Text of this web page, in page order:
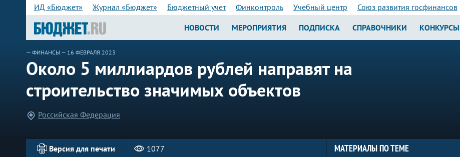
ИД «Бюджет» Журнал «Бюджет» Бюджетный учет Финконтроль Учебный центр Союз развития госфинансов
НОВОСТИ МЕРОПРИЯТИЯ ПОДПИСКА СПРАВОЧНИКИ
— ФИНАНСЫ — 16 ФЕВРАЛЯ 2023
Около 5 миллиардов рублей направят на
строительство значимых объектов
Российская Федерация
Версия для печати 1077 МАТЕРИАЛЫ ПО ТЕМЕ